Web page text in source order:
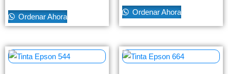
Ordenar Ahora
Ordenar Ahora